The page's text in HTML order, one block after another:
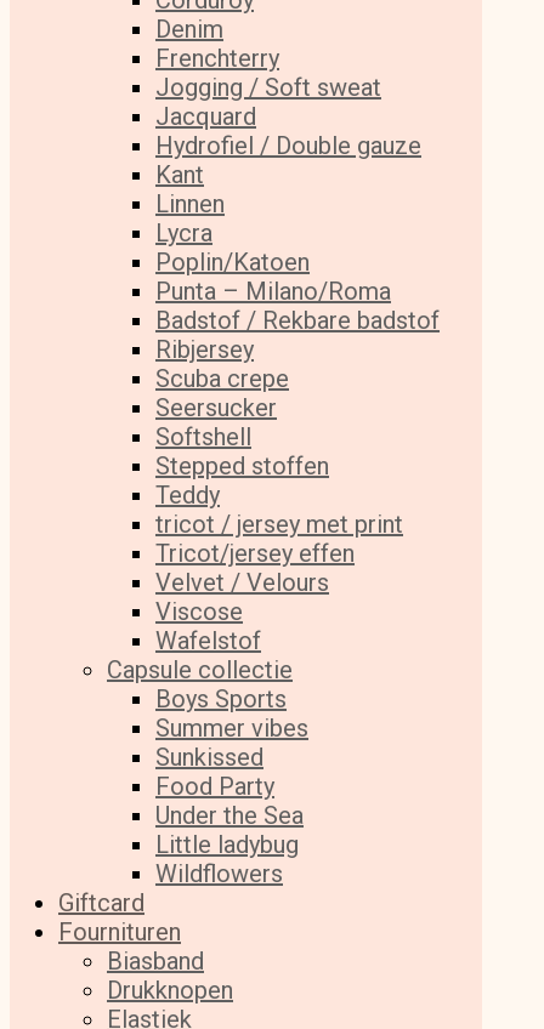
Denim
Frenchterry
Jogging / Soft sweat
Jacquard
Hydrofiel / Double gauze
Kant
Linnen
Lycra
Poplin/Katoen
Punta – Milano/Roma
Badstof / Rekbare badstof
Ribjersey
Scuba crepe
Seersucker
Softshell
Stepped stoffen
Teddy
tricot / jersey met print
Tricot/jersey effen
Velvet / Velours
Viscose
Wafelstof
Capsule collectie
Boys Sports
Summer vibes
Sunkissed
Food Party
Under the Sea
Little ladybug
Wildflowers
Giftcard
Fournituren
Biasband
Drukknopen
Elastiek